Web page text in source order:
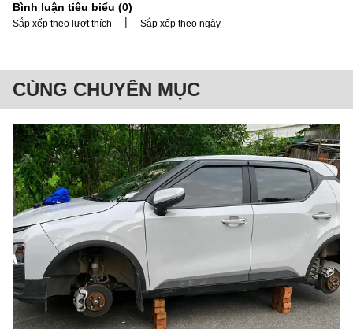
Bình luận tiêu biểu (0)
Sắp xếp theo lượt thích | Sắp xếp theo ngày
CÙNG CHUYÊN MỤC